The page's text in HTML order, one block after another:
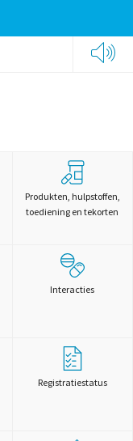
Produkten, hulpstoffen,
toediening en tekorten
Interacties
Registratiestatus